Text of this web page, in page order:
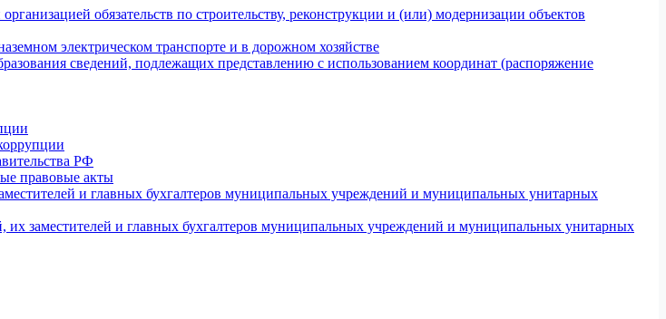
обязательств по строительству, реконструкции и (или) модернизации объектов
электрическом транспорте и в дорожном хозяйстве
сведений, подлежащих представлению с использованием координат (распоряжение
РФ
правовые акты
и главных бухгалтеров муниципальных учреждений и муниципальных унитарных
их заместителей и главных бухгалтеров муниципальных учреждений и муниципальных унитарных